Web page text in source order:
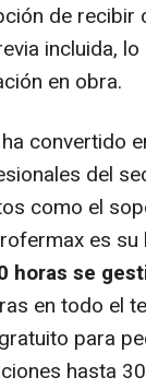
de
incluida,
en obra.
convertido
del
como el
es su
horas se
en todo el
para
hasta